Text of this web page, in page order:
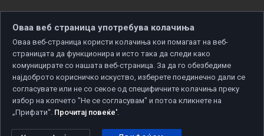
Copyright © 2026 Developed by
Политика за приватност | Политика за колачиња
Оваа веб страница употребува колачиња
Оваа веб-страница користи колачиња кои помагаат на веб-
страницата да функционира и исто така да следи како
комуницирате со нашата веб-страница. За да го обезбедиме
најдоброто корисничко искуство, изберете поединечно дали се
согласувате или не со секое од специфичните колачиња преку
избор на копчето "Не се согласувам" и потоа кликнете на
„Прифати“. Прочитај повеќе'.